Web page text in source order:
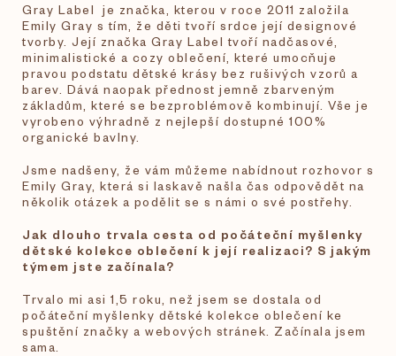
Gray Label
je značka, kterou v roce 2011 založila
Emily Gray s tím, že děti tvoří srdce její designové
tvorby. Její značka Gray Label tvoří nadčasové,
minimalistické a cozy oblečení, které umocňuje
pravou podstatu dětské krásy bez rušivých vzorů a
barev. Dává naopak přednost jemně zbarveným
základům, které se bezproblémově kombinují. Vše je
vyrobeno výhradně z nejlepší dostupné 100%
organické bavlny.
Jsme nadšeny, že vám můžeme nabídnout rozhovor s
Emily Gray, která si laskavě našla čas odpovědět na
několik otázek a podělit se s námi o své postřehy.
Jak dlouho trvala cesta od počáteční myšlenky
dětské kolekce oblečení k její realizaci? S jakým
týmem jste začínala?
Trvalo mi asi 1,5 roku, než jsem se dostala od
počáteční myšlenky dětské kolekce oblečení ke
spuštění značky a webových stránek. Začínala jsem
sama.